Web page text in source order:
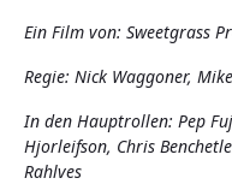
Ein Film von: Sweetgrass
Regie: Nick Waggoner,
In den Hauptrollen: Pep
Hjorleifson, Chris
Rahlves